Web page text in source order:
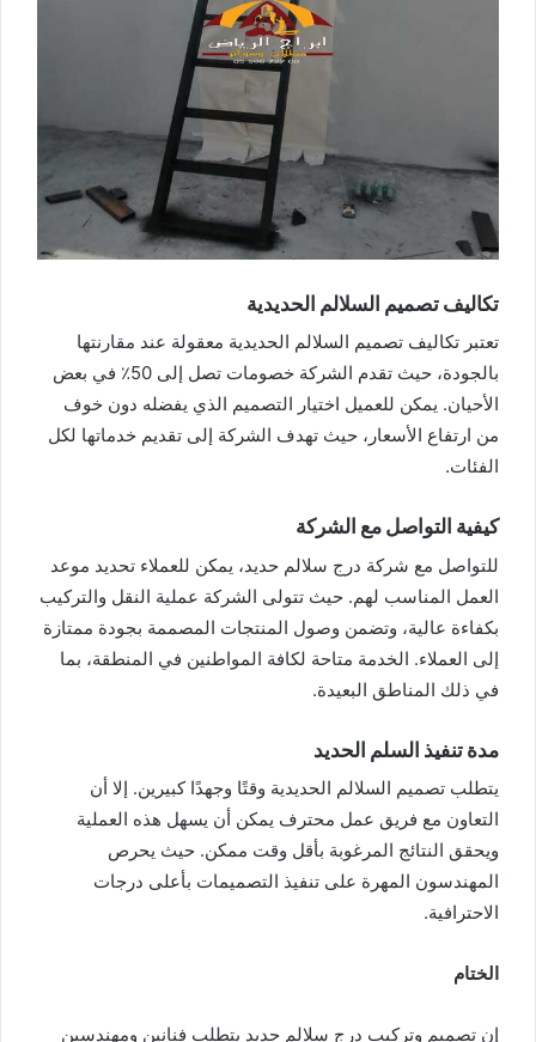
تكاليف تصميم السلالم الحديدية
تعتبر تكاليف تصميم السلالم الحديدية معقولة عند مقارنتها
بالجودة، حيث تقدم الشركة خصومات تصل إلى 50٪ في بعض
الأحيان. يمكن للعميل اختيار التصميم الذي يفضله دون خوف
من ارتفاع الأسعار، حيث تهدف الشركة إلى تقديم خدماتها لكل
الفئات.
كيفية التواصل مع الشركة
للتواصل مع شركة درج سلالم حديد، يمكن للعملاء تحديد موعد
العمل المناسب لهم. حيث تتولى الشركة عملية النقل والتركيب
بكفاءة عالية، وتضمن وصول المنتجات المصممة بجودة ممتازة
إلى العملاء. الخدمة متاحة لكافة المواطنين في المنطقة، بما
في ذلك المناطق البعيدة.
مدة تنفيذ السلم الحديد
يتطلب تصميم السلالم الحديدية وقتًا وجهدًا كبيرين. إلا أن
التعاون مع فريق عمل محترف يمكن أن يسهل هذه العملية
ويحقق النتائج المرغوبة بأقل وقت ممكن. حيث يحرص
المهندسون المهرة على تنفيذ التصميمات بأعلى درجات
الاحترافية.
الختام
إن تصميم وتركيب درج سلالم حديد يتطلب فنانين ومهندسين